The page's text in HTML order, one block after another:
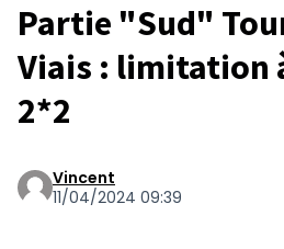
Partie "Sud"
Viais : limitation
2*2
Vincent
11/04/2024 09:39